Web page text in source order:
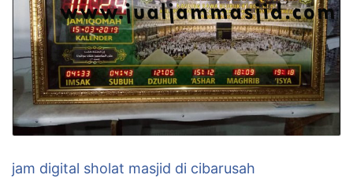
jam digital sholat masjid di cibarusah